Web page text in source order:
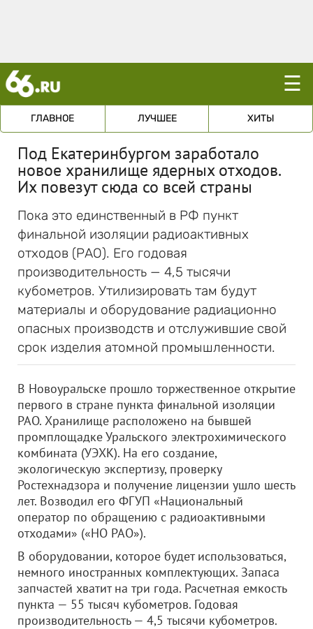
☰
ГЛАВНОЕ ЛУЧШЕЕ ХИТЫ
Под Екатеринбургом заработало
новое хранилище ядерных отходов.
Их повезут сюда со всей страны
Пока это единственный в РФ пункт
финальной изоляции радиоактивных
отходов (РАО). Его годовая
производительность — 4,5 тысячи
кубометров. Утилизировать там будут
материалы и оборудование радиационно
опасных производств и отслужившие свой
срок изделия атомной промышленности.
В Новоуральске прошло торжественное открытие
первого в стране пункта финальной изоляции
РАО. Хранилище расположено на бывшей
промплощадке Уральского электрохимического
комбината (УЭХК). На его создание,
экологическую экспертизу, проверку
Ростехнадзора и получение лицензии ушло шесть
лет. Возводил его ФГУП «Национальный
оператор по обращению с радиоактивными
отходами» («НО РАО»).
В оборудовании, которое будет использоваться,
немного иностранных комплектующих. Запаса
запчастей хватит на три года. Расчетная емкость
пункта — 55 тысяч кубометров. Годовая
производительность — 4,5 тысячи кубометров.